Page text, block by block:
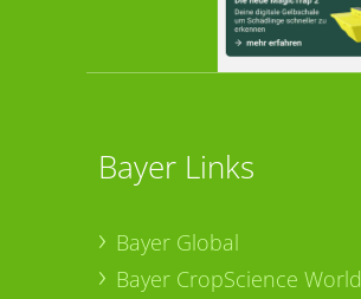
Bayer Links
Bayer Global
Bayer CropScience World